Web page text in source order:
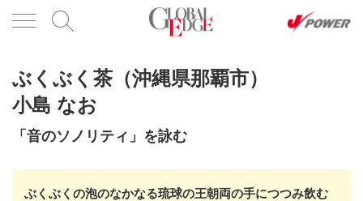
ぶくぶく茶（沖縄県那覇市）
小島 なお
「音のソノリティ」を詠む
ぶくぶくの泡のなかなる琉球の王朝両の手につつみ飲む